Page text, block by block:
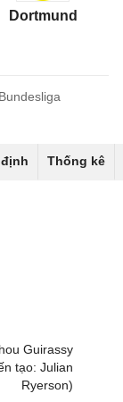
Dortmund
Thống kê
Guirassy
tạo: Julian
Ryerson)